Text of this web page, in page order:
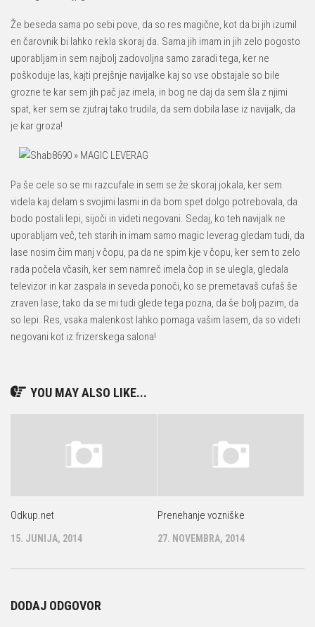
Že beseda sama po sebi pove, da so res magične, kot da bi jih izumil
en čarovnik bi lahko rekla skoraj da. Sama jih imam in jih zelo pogosto
uporabljam in sem najbolj zadovoljna samo zaradi tega, ker ne
poškoduje las, kajti prejšnje navijalke kaj so vse obstajale so bile
grozne te kar sem jih pač jaz imela, in bog ne daj da sem šla z njimi
spat, ker sem se zjutraj tako trudila, da sem dobila lase iz navijalk, da
je kar groza!
Pa še cele so se mi razcufale in sem se že skoraj jokala, ker sem
videla kaj delam s svojimi lasmi in da bom spet dolgo potrebovala, da
bodo postali lepi, sijoči in videti negovani. Sedaj, ko teh navijalk ne
uporabljam več, teh starih in imam samo magic leverag gledam tudi, da
lase nosim čim manj v čopu, pa da ne spim kje v čopu, ker sem to zelo
rada počela včasih, ker sem namreč imela čop in se ulegla, gledala
televizor in kar zaspala in seveda ponoči, ko se premetavaš cufaš še
zraven lase, tako da se mi tudi glede tega pozna, da še bolj pazim, da
so lepi. Res, vsaka malenkost lahko pomaga vašim lasem, da so videti
negovani kot iz frizerskega salona!
YOU MAY ALSO LIKE...
Odkup.net
15. JUNIJA, 2014
Prenehanje vozniške
27. NOVEMBRA, 2014
DODAJ ODGOVOR